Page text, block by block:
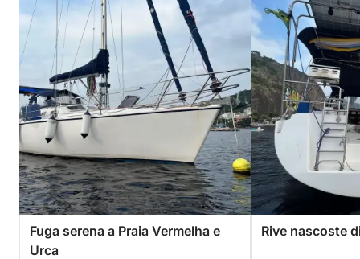
Fuga serena a Praia Vermelha e
Urca
Rive nascoste